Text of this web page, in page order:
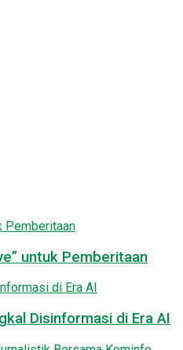
untuk Pemberitaan
Disinformasi di Era AI